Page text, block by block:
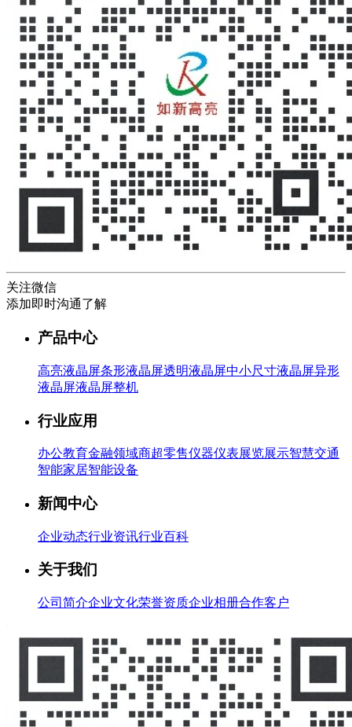
关注微信
添加即时沟通了解
产品中心
高亮液晶屏条形液晶屏透明液晶屏中小尺寸液晶屏异形
液晶屏液晶屏整机
行业应用
办公教育金融领域商超零售仪器仪表展览展示智慧交通
智能家居智能设备
新闻中心
企业动态行业资讯行业百科
关于我们
公司简介企业文化荣誉资质企业相册合作客户